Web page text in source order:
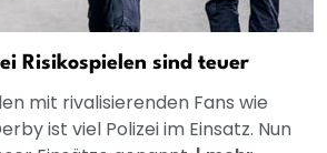
Risikospielen sind teuer
mit rivalisierenden Fans wie
ist viel Polizei im Einsatz. Nun